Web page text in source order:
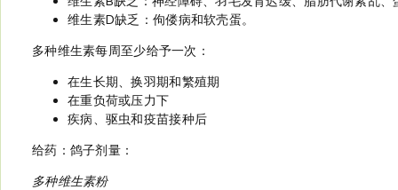
维生素D缺乏：佝偻病和软壳蛋。
多种维生素每周至少给予一次：
在生长期、换羽期和繁殖期
在重负荷或压力下
疾病、驱虫和疫苗接种后
给药：鸽子剂量：
多种维生素粉